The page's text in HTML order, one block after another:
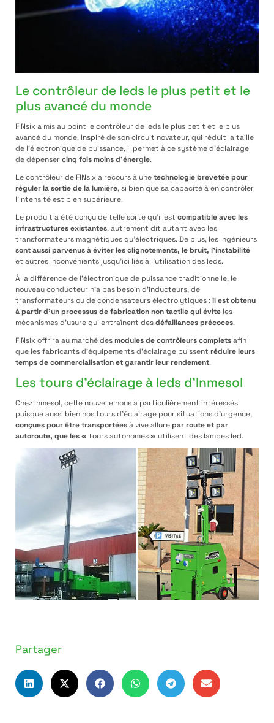
Le contrôleur de leds le plus petit et le
plus avancé du monde
FINsix a mis au point le contrôleur de leds le plus petit et le plus
avancé du monde. Inspiré de son circuit novateur, qui réduit la taille
de l’électronique de puissance, il permet à ce système d’éclairage
de dépenser cinq fois moins d’énergie.
Le contrôleur de FINsix a recours à unetechnologie brevetée pour
réguler la sortie de la lumière, si bien que sa capacité à en contrôler
l’intensité est bien supérieure.
Le produit a été conçu de telle sorte qu’il est compatible avec les
infrastructures existantes, autrement dit autant avec les
transformateurs magnétiques qu’électriques. De plus, les ingénieurs
sont aussi parvenus à éviter les clignotements, le bruit, l’instabilité
et autres inconvénients jusqu’ici liés à l’utilisation des leds.
À la différence de l’électronique de puissance traditionnelle, le
nouveau conducteur n’a pas besoin d’inducteurs, de
transformateurs ou de condensateurs électrolytiques :il est obtenu
à partir d’un processus de fabrication non tactile qui évite les
mécanismes d’usure qui entraînent desdéfaillances précoces.
FINsix offrira au marché desmodules de contrôleurs completsafin
que les fabricants d’équipements d’éclairage puissent réduire leurs
temps de commercialisation et garantir leur rendement.
Les tours d’éclairage à leds d’Inmesol
Chez Inmesol, cette nouvelle nous a particulièrement intéressés
puisque aussi bien nos tours d’éclairage pour situations d’urgence,
conçues pour être transportéesà vive allurepar route et par
autoroute, que les « tours autonomes» utilisent des lampes led.
Partager